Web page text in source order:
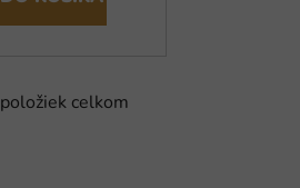
O
položiek celkom